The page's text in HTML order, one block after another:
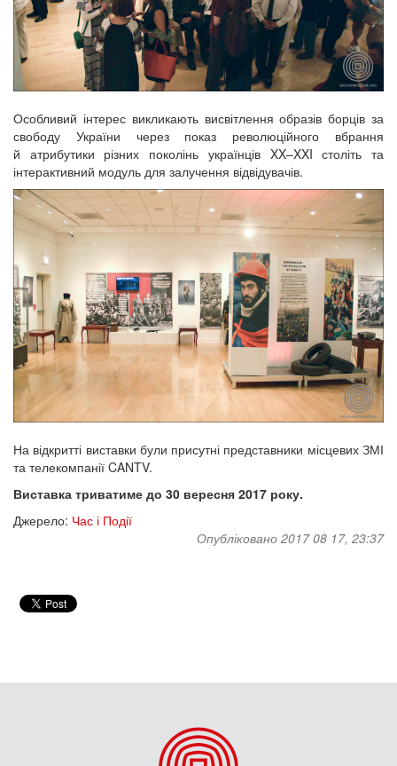
Особливий інтерес викликають висвітлення образів борців за
свободу України через показ революційного вбрання
й атрибутики різних поколінь українців XX–XXI століть та
інтерактивний модуль для залучення відвідувачів.
На відкритті виставки були присутні представники місцевих ЗМІ
та телекомпанії CANTV.
Виставка триватиме до 30 вересня 2017 року.
Джерело: Час і Події
Опубліковано 2017 08 17, 23:37